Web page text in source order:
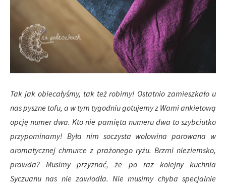
Tak jak obiecałyśmy, tak też robimy! Ostatnio zamieszkało u
nas pyszne tofu, a w tym tygodniu gotujemy z Wami ankietową
opcję numer dwa. Kto nie pamięta numeru dwa to szybciutko
przypominamy! Była nim soczysta wołowina parowana w
aromatycznej chmurce z prażonego ryżu. Brzmi nieziemsko,
prawda? Musimy przyznać, że po raz kolejny kuchnia
Syczuanu nas nie zawiodła. Nie musimy chyba specjalnie